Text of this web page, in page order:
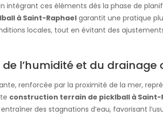
intégrant ces éléments dès la phase de
à Saint-Raphael garantit une pratique
locales, tout en évitant des
de l’humidité et du drainage
renforcée par la proximité de la mer,
construction terrain de picklball à Saint-
des stagnations d’eau, favorisant